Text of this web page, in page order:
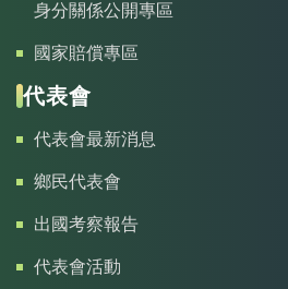
身分關係公開專區
國家賠償專區
代表會
代表會最新消息
鄉民代表會
出國考察報告
代表會活動